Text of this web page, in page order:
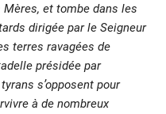
et tombe dans les
dirigée par le Seigneur
terres ravagées de
présidée par
s’opposent pour
à de nombreux